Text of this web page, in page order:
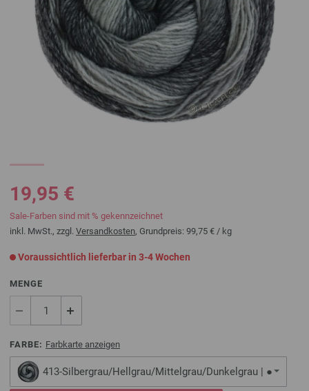
19,95 €
Sale-Farben sind mit % gekennzeichnet
inkl. MwSt., zzgl. Versandkosten, Grundpreis: 99,75 € / kg
Voraussichtlich lieferbar in 3-4 Wochen
MENGE
FARBE: Farbkarte anzeigen
413-Silbergrau/Hellgrau/Mittelgrau/Dunkelgrau | ●